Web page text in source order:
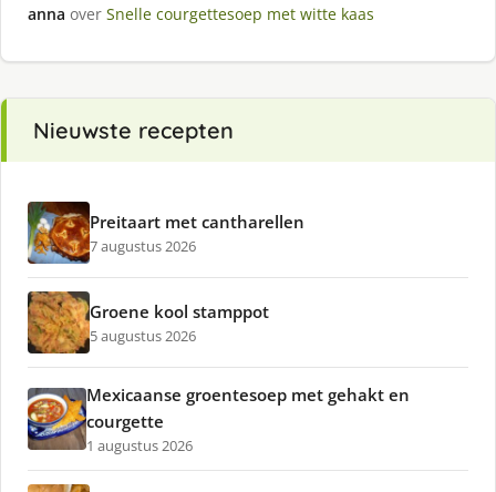
anna over Snelle courgettesoep met witte kaas
Nieuwste recepten
Preitaart met cantharellen
7 augustus 2026
Groene kool stamppot
5 augustus 2026
Mexicaanse groentesoep met gehakt en
courgette
1 augustus 2026